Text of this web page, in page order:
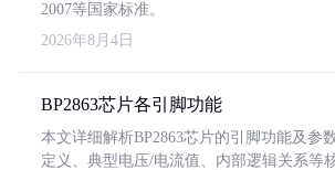
2007等国家标准。
2026年8月4日
BP2863芯片各引脚功能
本文详细解析BP2863芯片的引脚功能及参
定义、典型电压/电流值、内部逻辑关系等